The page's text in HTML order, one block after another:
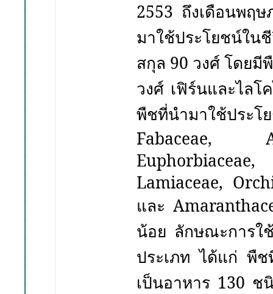
2553 ถึงเดือนพฤ
มาใช้ประโยชน์ใน
สกุล 90 วงศ์ โดยมี
วงศ์ เฟิร์นและไลโ
พืชที่นำมาใช้ประ
Fabaceae,
Lamiaceae,
และ
น้อย ลักษณะการใ
ประเภทได้แก่ พืช
เป็นอาหาร130 ช